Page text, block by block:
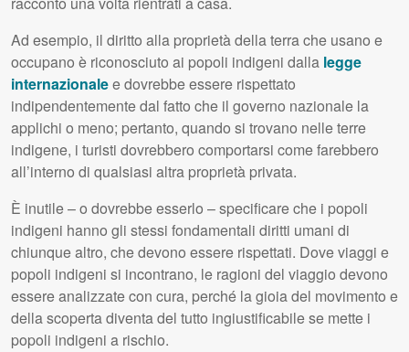
Ad esempio, il diritto alla proprietà della terra che usano e
occupano è riconosciuto ai popoli indigeni dalla legge
internazionalee dovrebbe essere rispettato
indipendentemente dal fatto che il governo nazionale la
applichi o meno; pertanto, quando si trovano nelle terre
indigene, i turisti dovrebbero comportarsi come farebbero
all’interno di qualsiasi altra proprietà privata.
È inutile – o dovrebbe esserlo – specificare che i popoli
indigeni hanno gli stessi fondamentali diritti umani di
chiunque altro, che devono essere rispettati. Dove viaggi e
popoli indigeni si incontrano, le ragioni del viaggio devono
essere analizzate con cura, perché la gioia del movimento e
della scoperta diventa del tutto ingiustificabile se mette i
popoli indigeni a rischio.